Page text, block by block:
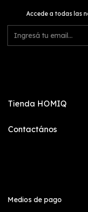
Accede a todas las
Tienda HOMIQ
Contactános
Medios de pago